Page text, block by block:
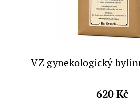
VZ gynekologický
620 Kč